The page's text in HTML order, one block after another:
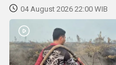
04 August 2026 22:00 WIB